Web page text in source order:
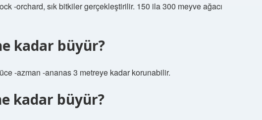
-orchard, sık bitkiler gerçekleştirilir. 150 ila 300 meyve ağacı
kadar büyür?
-azman -ananas 3 metreye kadar korunabilir.
kadar büyür?